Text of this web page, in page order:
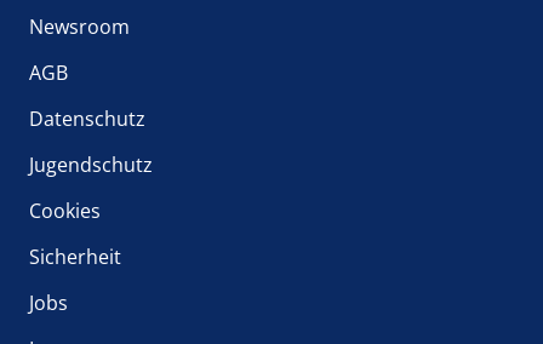
Newsroom
AGB
Datenschutz
Jugendschutz
Cookies
Sicherheit
Jobs